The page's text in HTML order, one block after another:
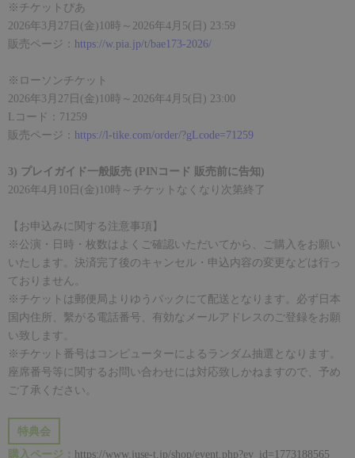
※チケットぴあ
2026年3月27日(金)10時～2026年4月5(日) 23:59
販売ページ： https://w.pia.jp/t/bae173-2026/
※ローソンチケット
2026年3月27日(金)10時～2026年4月5(日) 23:00
Lコード：71259
販売ページ： https://l-tike.com/order/?gLcode=71259
3) プレイガイド一般販売 (PIN コード 販売前に告知 )
2026年4 10 日 ( 金 )10 時～チケットなくなり次第終了
【お申込みに関する注意事項】
※公演・日時・枚数はよくご確認いただいてから、ご購入をお願い
いたします。決済完了後のキャンセル・申込内容の変更などは行っ
ておりません。
※チケットは郵便局よりゆうパックにて配送となります。必ず日本
国内住所、繫がる電話番号、有効なメールアドレスのご登録をお願
い致します。
※チケット番号はコンピューターによるランダム抽選となります。
座席番号等に関するお問い合わせには対応致しかねますので、予め
ご了承ください。
特典会
購入ページ： https://www.juse-t.jp/shop/event.php?ev_id=1773188565